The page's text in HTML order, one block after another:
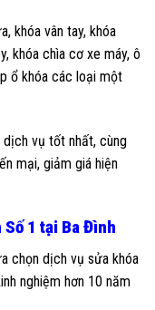
khóa vân tay, khóa
khóa chìa cơ xe máy, ô
ổ khóa các loại một
dịch vụ tốt nhất, cùng
mại, giảm giá hiện
1 tại Ba Đình
chọn dịch vụ sửa khóa
nghiệm hơn 10 năm